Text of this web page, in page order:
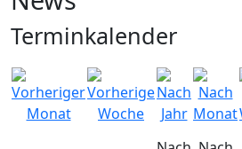
Terminkalender